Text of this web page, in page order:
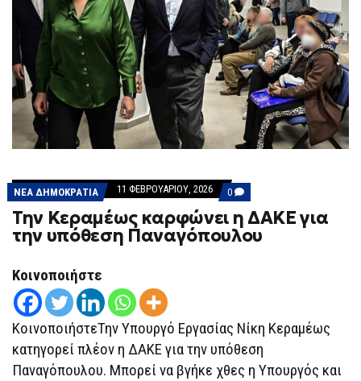
ΝΕΑ ΔΗΜΟΚΡΑΤΙΑ 11 ΦΕΒΡΟΥΑΡΊΟΥ, 2026 0 COMMENTS
ON
ΤΗΝ
ΚΕΡΑΜΈΩΣ
ΚΑΡΦΏΝΕΙ
Την Κεραμέως καρφώνει η ΔΑΚΕ για
την υπόθεση Παναγόπουλου
Κοινοποιήστε
ΚοινοποιήστεΤην Υπουργό Εργασίας Νίκη Κεραμέως
κατηγορεί πλέον η ΔΑΚΕ για την υπόθεση
Παναγόπουλου. Μπορεί να βγήκε χθες η Υπουργός και